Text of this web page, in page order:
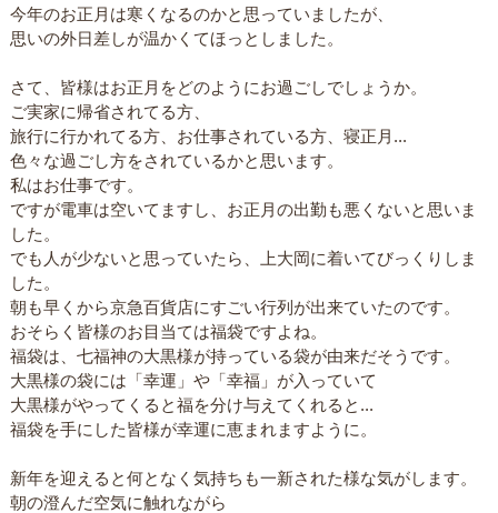
今年のお正月は寒くなるのかと思っていましたが、
思いの外日差しが温かくてほっとしました。
さて、皆様はお正月をどのようにお過ごしでしょうか。
ご実家に帰省されてる方、
旅行に行かれてる方、お仕事されている方、寝正月...
色々な過ごし方をされているかと思います。
私はお仕事です。
ですが電車は空いてますし、お正月の出勤も悪くないと思いま
した。
でも人が少ないと思っていたら、上大岡に着いてびっくりしま
した。
朝も早くから京急百貨店にすごい行列が出来ていたのです。
おそらく皆様のお目当ては福袋ですよね。
福袋は、七福神の大黒様が持っている袋が由来だそうです。
大黒様の袋には「幸運」や「幸福」が入っていて
大黒様がやってくると福を分け与えてくれると...
福袋を手にした皆様が幸運に恵まれますように。
新年を迎えると何となく気持ちも一新された様な気がします。
朝の澄んだ空気に触れながら